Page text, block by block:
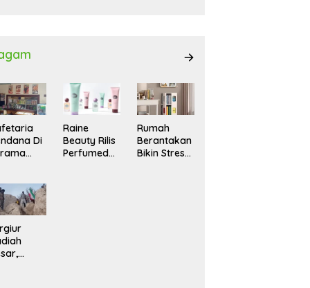
Di
Raine
Beauty Rilis
Perfumed
Rumah
Berantakan
Bikin Stres?